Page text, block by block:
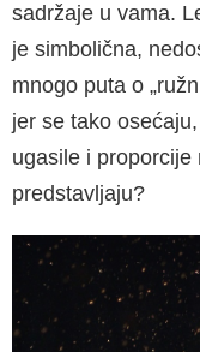
sadržaje u vama.
je simbolična,
mnogo puta o
jer se tako
ugasile i
predstavljaju?